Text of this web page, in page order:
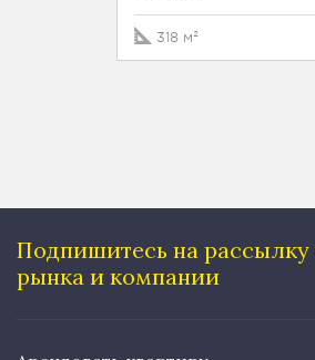
318 м²
Подпишитесь на рассылку
рынка и компании